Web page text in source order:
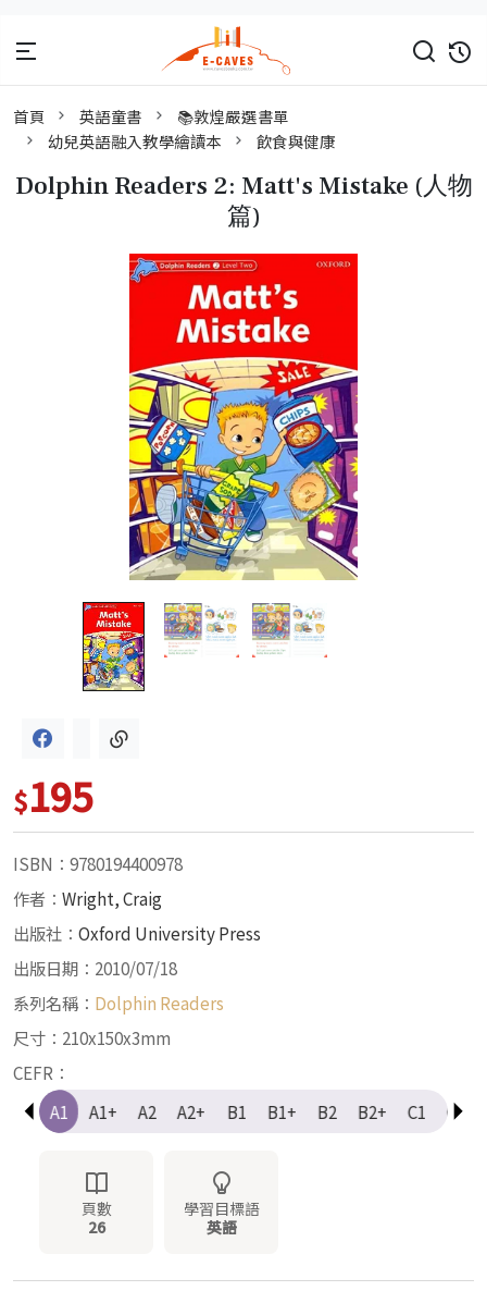
首頁 英語童書
📚敦煌嚴選書單
幼兒英語融入教學繪讀本
飲食與健康
Dolphin Readers 2: Matt's Mistake (人物
篇)
$195
ISBN：9780194400978
作者： Wright, Craig
出版社： Oxford University Press
出版日期：2010/07/18
系列名稱： Dolphin Readers
尺寸：210x150x3mm
CEFR：
A1
A1 A1+ A2 A2+ B1 B1+ B2 B2+ C1 C1+
頁數
26
學習目標語
英語